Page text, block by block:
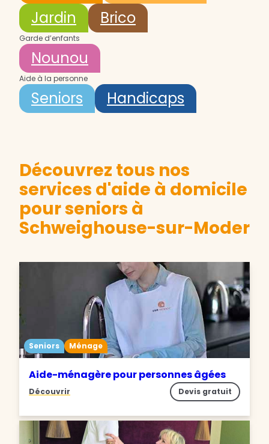
Jardin
Brico
Garde d’enfants
Nounou
Aide à la personne
Seniors Handicaps
Découvrez tous nos
services d'aide à domicile
pour seniors à
Schweighouse-sur-Moder
Seniors Ménage
Aide-ménagère pour personnes âgées
Découvrir Devis gratuit